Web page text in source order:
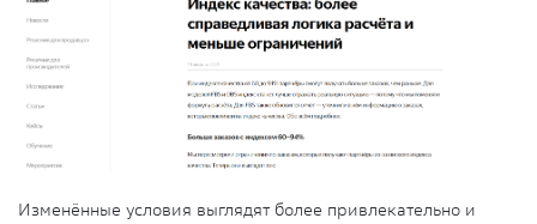
Изменённые условия выглядят более привлекательно и